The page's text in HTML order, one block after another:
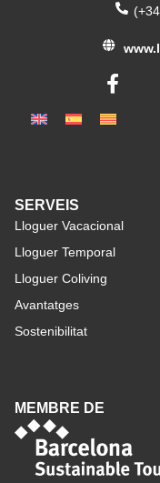
SERVEIS
Lloguer Vacacional
Lloguer Temporal
Lloguer Coliving
Avantatges
Sostenibilitat
MEMBRE DE